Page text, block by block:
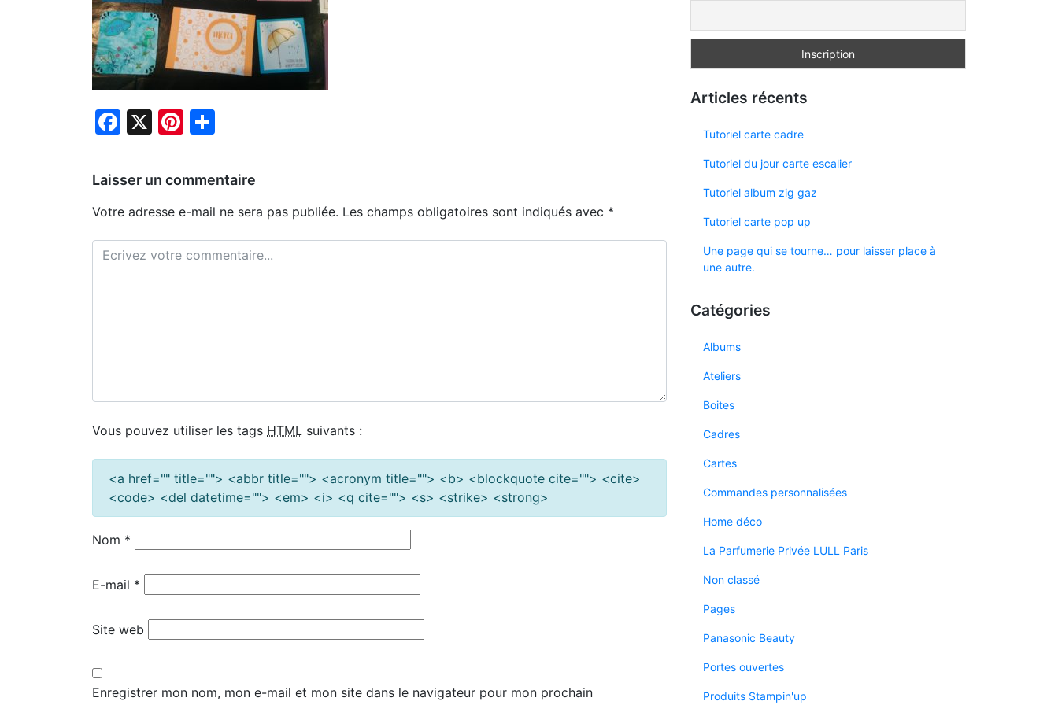
Facebook
X Pinterest
Laisser un commentaire
Votre adresse e-mail ne sera pas publiée. Les champs obligatoires sont indiqués avec *
Vous pouvez utiliser les tags HTML suivants :
<a href="" title=""> <abbr title=""> <acronym title=""> <b> <blockquote cite=""> <cite>
<code> <del datetime=""> <em> <i> <q cite=""> <s> <strike> <strong>
Nom *
E-mail *
Site web
Enregistrer mon nom, mon e-mail et mon site dans le navigateur pour mon prochain
Articles récents
Tutoriel carte cadre
Tutoriel du jour carte escalier
Tutoriel album zig gaz
Tutoriel carte pop up
Une page qui se tourne… pour laisser place à
une autre.
Catégories
Albums
Ateliers
Boites
Cadres
Cartes
Commandes personnalisées
Home déco
La Parfumerie Privée LULL Paris
Non classé
Pages
Panasonic Beauty
Portes ouvertes
Produits Stampin'up